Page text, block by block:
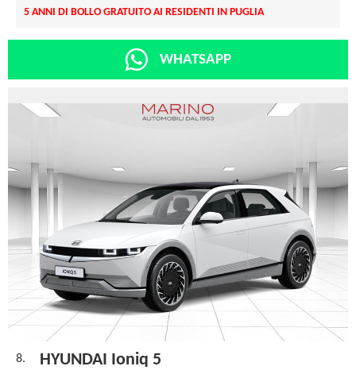
5 ANNI DI BOLLO GRATUITO AI RESIDENTI IN PUGLIA
WHATSAPP
8. HYUNDAI Ioniq 5